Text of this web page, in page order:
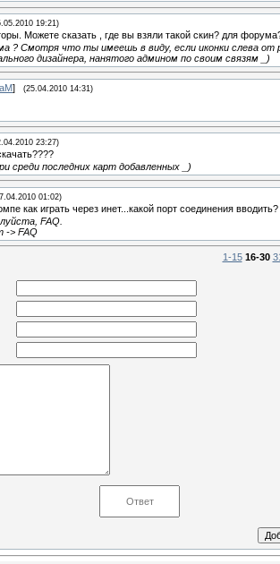
19:21)
Можете сказать , где вы взяли такой скин? для
? Смотря что ты имеешь в виду, если иконки слева от
дизайнера, нанятого админом по своим связям _)
] (25.04.2010 14:31)
23:27)
среди последних карт добавленных _)
01:02)
как играть через инет...какой порт соединения вводить?
FAQ.
-> FAQ
1-15 16-30